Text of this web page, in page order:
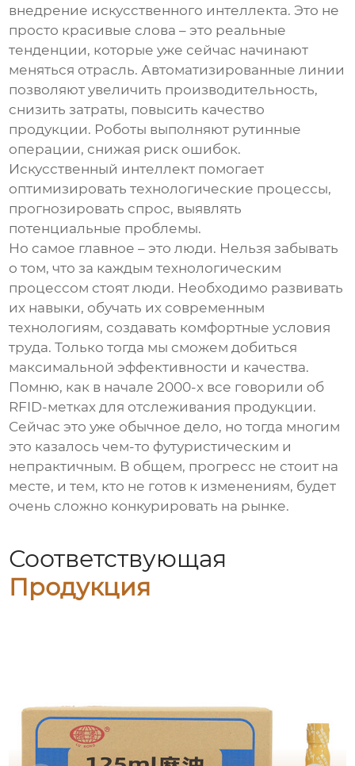
внедрение искусственного интеллекта. Это не
просто красивые слова – это реальные
тенденции, которые уже сейчас начинают
меняться отрасль. Автоматизированные линии
позволяют увеличить производительность,
снизить затраты, повысить качество
продукции. Роботы выполняют рутинные
операции, снижая риск ошибок.
Искусственный интеллект помогает
оптимизировать технологические процессы,
прогнозировать спрос, выявлять
потенциальные проблемы.
Но самое главное – это люди. Нельзя забывать
о том, что за каждым технологическим
процессом стоят люди. Необходимо развивать
их навыки, обучать их современным
технологиям, создавать комфортные условия
труда. Только тогда мы сможем добиться
максимальной эффективности и качества.
Помню, как в начале 2000-х все говорили об
RFID-метках для отслеживания продукции.
Сейчас это уже обычное дело, но тогда многим
это казалось чем-то футуристическим и
непрактичным. В общем, прогресс не стоит на
месте, и тем, кто не готов к изменениям, будет
очень сложно конкурировать на рынке.
Соответствующая
Продукция